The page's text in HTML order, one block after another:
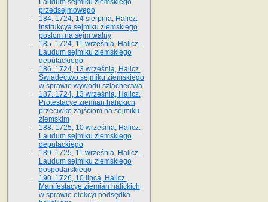
Laudum sejmiku ziemskiego
przedsejmowego
184. 1724, 14 sierpnia, Halicz.
Instrukcya sejmiku ziemskiego
posłom na sejm walny
185. 1724, 11 września, Halicz.
Laudum sejmiku ziemskiego
deputackiego
186. 1724, 13 września, Halicz.
Świadectwo sejmiku ziemskiego
w sprawie wywodu szlachectwa
187. 1724, 13 września, Halicz.
Protestacye ziemian halickich
przeciwko zajściom na sejmiku
ziemskim
188. 1725, 10 września, Halicz.
Laudum sejmiku ziemskiego
deputackiego
189. 1725, 11 września, Halicz.
Laudum sejmiku ziemskiego
gospodarskiego
190. 1726, 10 lipca, Halicz.
Manifestacye ziemian halickich
w sprawie elekcyi podsędka